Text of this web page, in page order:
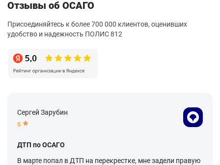
Отзывы об ОСАГО
Присоединяйтесь к более 700 000 клиентов, оценивших
удобство и надежность ПОЛИС 812
Сергей Зарубин
5
ДТП по ОСАГО
В марте попал в ДТП на перекрестке, мне задели правую